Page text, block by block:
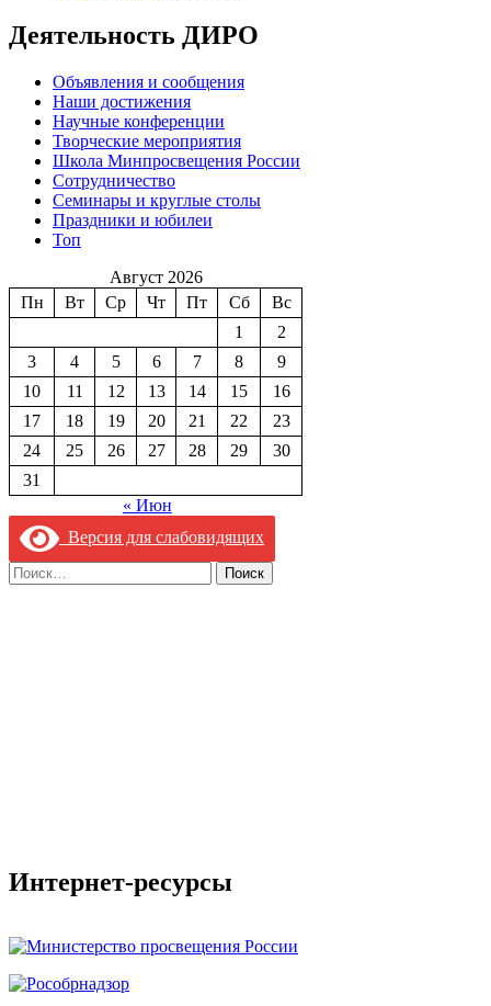
Деятельность ДИРО
Объявления и сообщения
Наши достижения
Научные конференции
Творческие мероприятия
Школа Минпросвещения России
Сотрудничество
Семинары и круглые столы
Праздники и юбилеи
Топ
Август 2026
Пн
Вт Ср Чт Пт Сб
Вс
1
2
3
4 5 6 7 8
9
10
11 12 13 14 15
16
17
18 19 20 21 22
23
24
25 26 27 28 29
30
31
« Июн
Версия для слабовидящих
Найти:
Интернет-ресурсы